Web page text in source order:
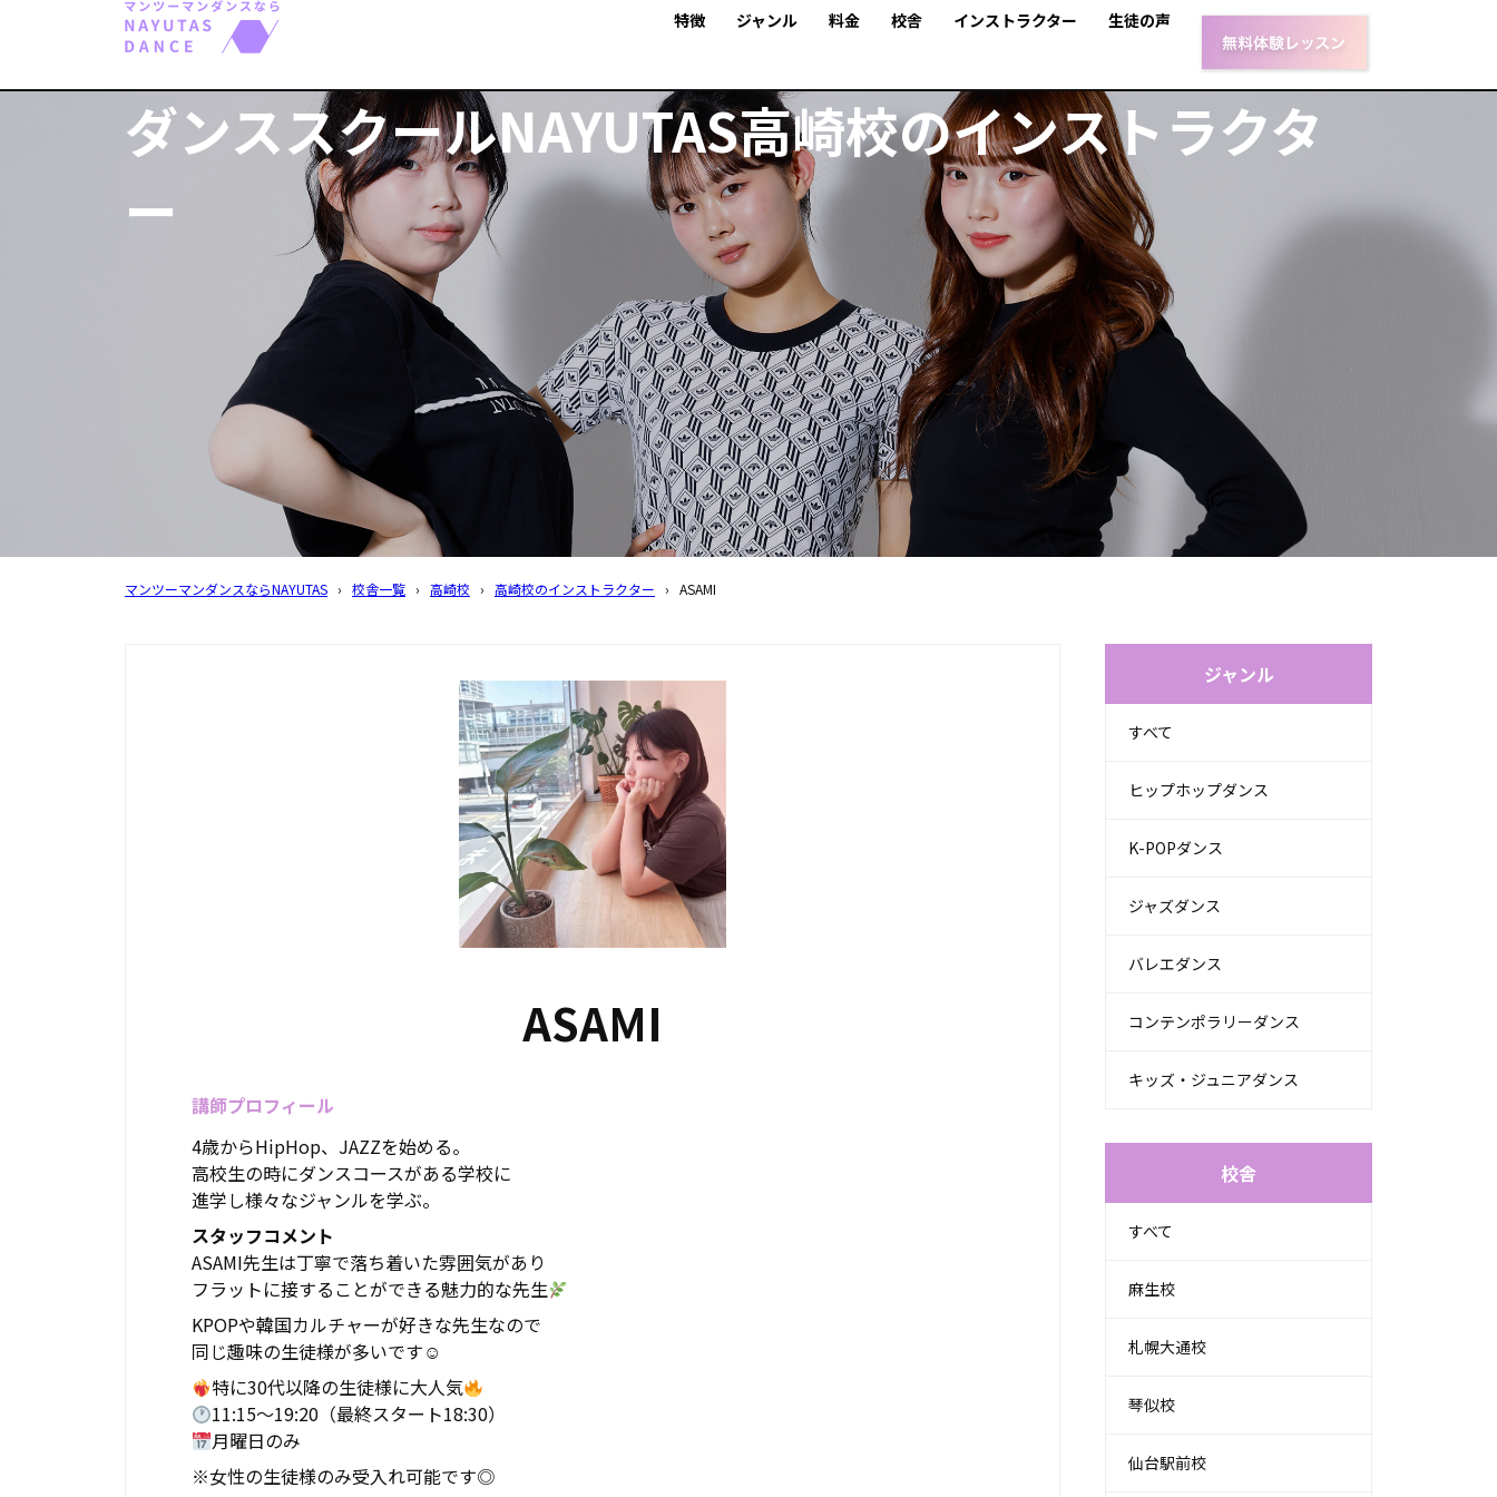
特徴 ジャンル 料金 校舎 インストラクター 生徒の声
ダンススクールNAYUTAS高崎校のインストラクタ
ー
マンツーマンダンスならNAYUTAS › 校舎一覧 › 高崎校 › 高崎校のインストラクター › ASAMI
ASAMI
講師プロフィール
4歳からHipHop、JAZZを始める。
高校生の時にダンスコースがある学校に
進学し様々なジャンルを学ぶ。
スタッフコメント
ASAMI先生は丁寧で落ち着いた雰囲気があり
フラットに接することができる魅力的な先生
KPOPや韓国カルチャーが好きな先生なので
同じ趣味の生徒様が多いです☺
特に30代以降の生徒様に大人気
11:15～19:20（最終スタート18:30）
月曜日のみ
※女性の生徒様のみ受入れ可能です◎
ジャンル
すべて
ヒップホップダンス
K-POPダンス
ジャズダンス
バレエダンス
コンテンポラリーダンス
キッズ・ジュニアダンス
校舎
すべて
麻生校
札幌大通校
琴似校
仙台駅前校